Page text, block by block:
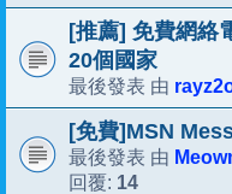
[推薦] 免費網絡
20個國家
最後發表 由
[免費]MSN
最後發表 由
回覆: 14